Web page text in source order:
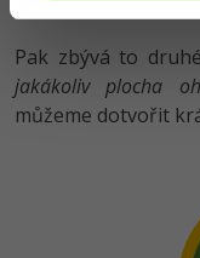
Pak zbývá to
jakákoliv plocha
můžeme dotvořit